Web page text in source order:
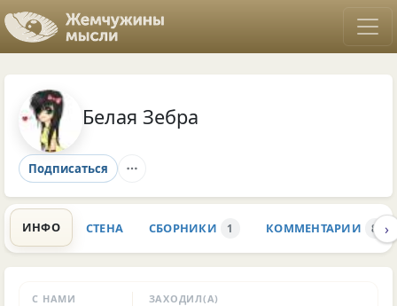
Белая Зебра
Подписаться
ИНФО СТЕНА СБОРНИКИ 1 КОММЕНТАРИИ 8 ›
С НАМИ ЗАХОДИЛ(А)